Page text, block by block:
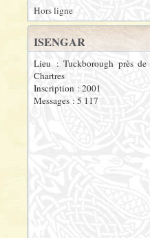
Hors ligne
ISENGAR
Lieu : Tuckborough près de
Chartres
Inscription : 2001
Messages : 5 117